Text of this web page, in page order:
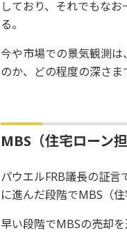
しており、それでもな
る。
今や市場での景気観測
のか、どの程度の深さま
MBS（住宅ローン
パウエルFRB議長の証
に進んだ段階でMBS（
早い段階でMBSの売却